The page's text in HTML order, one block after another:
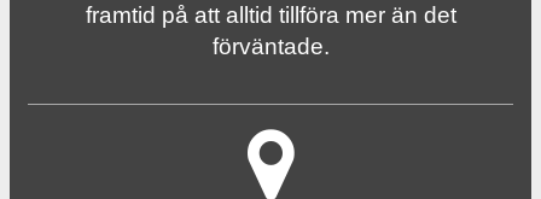
framtid på att alltid tillföra mer än det
förväntade.